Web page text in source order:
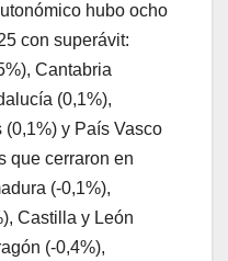
hubo ocho
con superávit:
Cantabria
(0,1%),
(0,1%) y País Vasco
que cerraron en
(-0,1%),
Castilla y León
(-0,4%),